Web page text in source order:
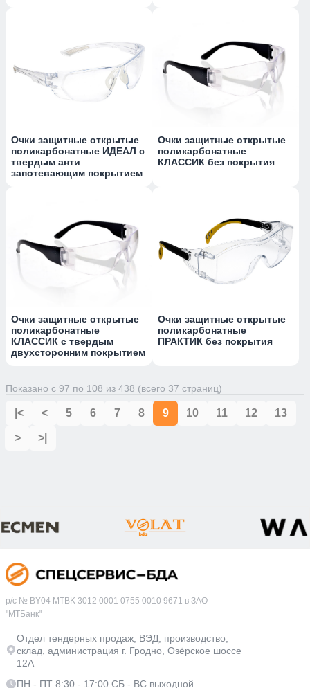
Очки защитные открытые
поликарбонатные ИДЕАЛ с
твердым анти
запотевающим покрытием
Очки защитные открытые
поликарбонатные
КЛАССИК без покрытия
Очки защитные открытые
поликарбонатные
КЛАССИК с твердым
двухсторонним покрытием
Очки защитные открытые
поликарбонатные
ПРАКТИК без покрытия
Показано с 97 по 108 из 438 (всего 37 страниц)
|< < 5 6 7 8 9 10 11 12 13
> >|
р/с № BY04 MTBK 3012 0001 0755 0010 9671 в ЗАО
"МТБанк"
Отдел тендерных продаж, ВЭД, производство,
склад, администрация г. Гродно, Озёрское шоссе
12А
ПН - ПТ 8:30 - 17:00 СБ - ВС выходной